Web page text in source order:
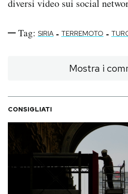
diversi video sui social
Tag: SIRIA - TERREMOTO -
Mostra i
CONSIGLIATI